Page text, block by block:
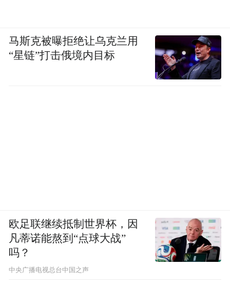
马斯克被曝拒绝让乌克兰用
“星链”打击俄境内目标
欧足联继续抵制世界杯，因
凡蒂诺能熬到“点球大战”
吗？
中央广播电视总台中国之声